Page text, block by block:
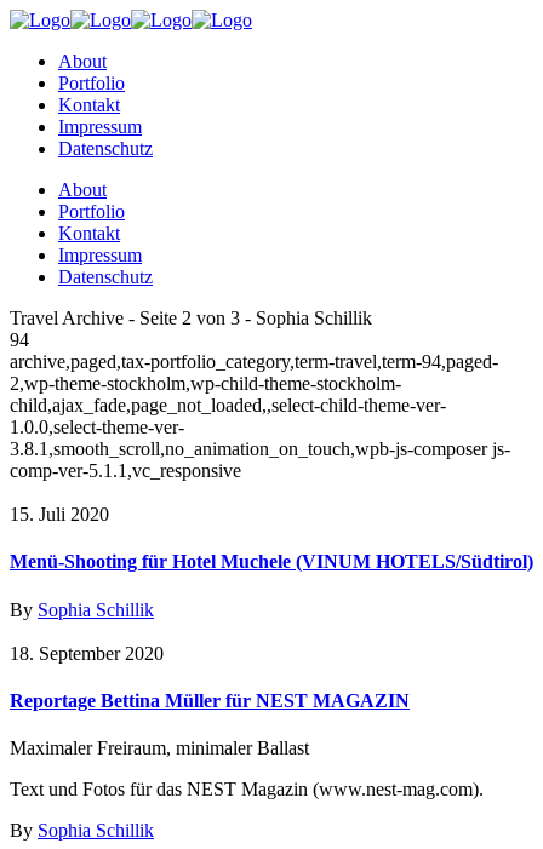
About
Portfolio
Kontakt
Impressum
Datenschutz
About
Portfolio
Kontakt
Impressum
Datenschutz
Travel Archive - Seite 2 von 3 - Sophia Schillik
94
archive,paged,tax-portfolio_category,term-travel,term-94,paged-
2,wp-theme-stockholm,wp-child-theme-stockholm-
child,ajax_fade,page_not_loaded,,select-child-theme-ver-
1.0.0,select-theme-ver-
3.8.1,smooth_scroll,no_animation_on_touch,wpb-js-composer js-
comp-ver-5.1.1,vc_responsive
15. Juli 2020
Menü-Shooting für Hotel Muchele (VINUM HOTELS/Südtirol)
By Sophia Schillik
18. September 2020
Reportage Bettina Müller für NEST MAGAZIN
Maximaler Freiraum, minimaler Ballast
Text und Fotos für das NEST Magazin (www.nest-mag.com).
By Sophia Schillik